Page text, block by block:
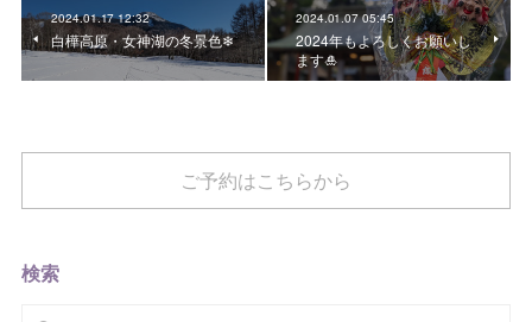
2024.01.17 12:32
白樺高原・女神湖の冬景色❄
2024.01.07 05:45
2024年もよろしくお願いし
ます🎍
ご予約はこちらから
検索